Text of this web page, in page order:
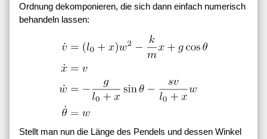
Ordnung dekomponieren, die sich dann einfach numerisch
behandeln lassen:
Stellt man nun die Länge des Pendels und dessen Winkel